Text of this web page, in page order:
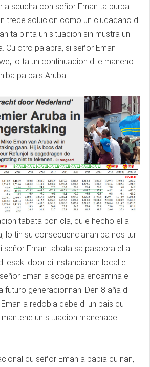
a scucha con señor Eman ta purba
trece solucion como un ciudadano di
ta pinta un situacion sin mustra un
Cu otro palabra, si señor Eman
lo ta un continuacion di e maneho
pa pais Aruba.
tabata bon cla, cu e hecho el a
lo tin su consecuencianan pa nos tur
señor Eman tabata sa pasobra el a
esaki door di instancianan local e
Eman a scoge pa encamina e
futuro generacionnan. Den 8 aña di
a redobla debe di un pais cu
un situacion manehabel
cu señor Eman a papia cu nan,